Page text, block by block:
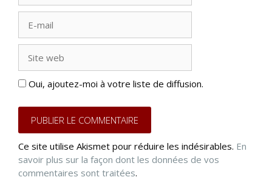
mail
web
Oui, ajoutez-moi à votre liste de diffusion.
Ce site utilise Akismet pour réduire les indésirables. En
savoir plus sur la façon dont les données de vos
commentaires sont traitées.